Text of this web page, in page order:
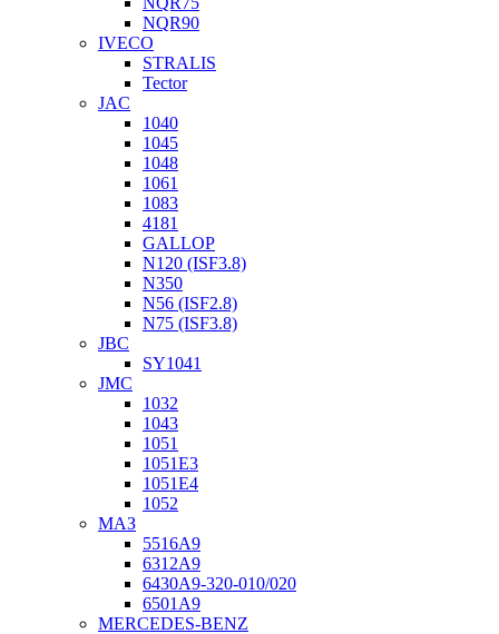
NQR90
IVECO
STRALIS
Tector
JAC
1040
1045
1048
1061
1083
4181
GALLOP
N120 (ISF3.8)
N350
N56 (ISF2.8)
N75 (ISF3.8)
JBC
SY1041
JMC
1032
1043
1051
1051Е3
1051Е4
1052
МАЗ
5516А9
6312А9
6430А9-320-010/020
6501А9
MERCEDES-BENZ